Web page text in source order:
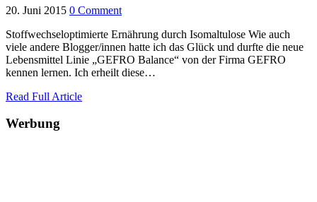
20. Juni 2015 0 Comment
Stoffwechseloptimierte Ernährung durch Isomaltulose Wie auch
viele andere Blogger/innen hatte ich das Glück und durfte die neue
Lebensmittel Linie „GEFRO Balance“ von der Firma GEFRO
kennen lernen. Ich erheilt diese…
Read Full Article
Werbung